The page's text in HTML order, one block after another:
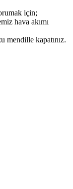
için;
hava akımı
mendille kapatınız.